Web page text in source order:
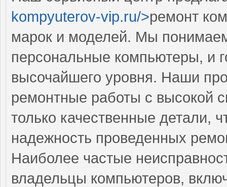
kompyuterov-vip.ru/>ремонт
марок и моделей. Мы
персональные компьютеры, и
высочайшего уровня. Наши
ремонтные работы с высокой
только качественные детали,
надежность проведенных
Наиболее частые
владельцы компьютеров,